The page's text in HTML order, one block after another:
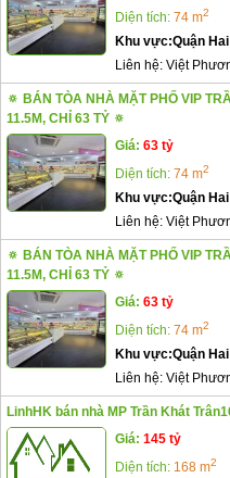
Diện tích: 74 m2
Khu vực:Quận
Liên hệ: Việt
🔅 BÁN TÒA NHÀ MẶT PHỐ VIP
11.5M, CHỈ 63 TỶ 🔅
Giá: 63 tỷ
Diện tích: 74 m2
Khu vực:Quận
Liên hệ: Việt
🔅 BÁN TÒA NHÀ MẶT PHỐ VIP
11.5M, CHỈ 63 TỶ 🔅
Giá: 63 tỷ
Diện tích: 74 m2
Khu vực:Quận
Liên hệ: Việt
LinhHK bán nhà MP Trần Khát
Giá: 145 tỷ
Diện tích: 168 m2